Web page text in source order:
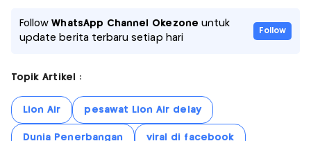
FollowWhatsApp Channel Okezone untuk
update berita terbaru setiap hari
Follow
Topik Artikel :
Lion Air pesawat Lion Air delay
Dunia Penerbangan viral di facebook